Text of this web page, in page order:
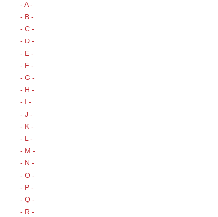
- A -
- B -
- C -
- D -
- E -
- F -
- G -
- H -
- I -
- J -
- K -
- L -
- M -
- N -
- O -
- P -
- Q -
- R -